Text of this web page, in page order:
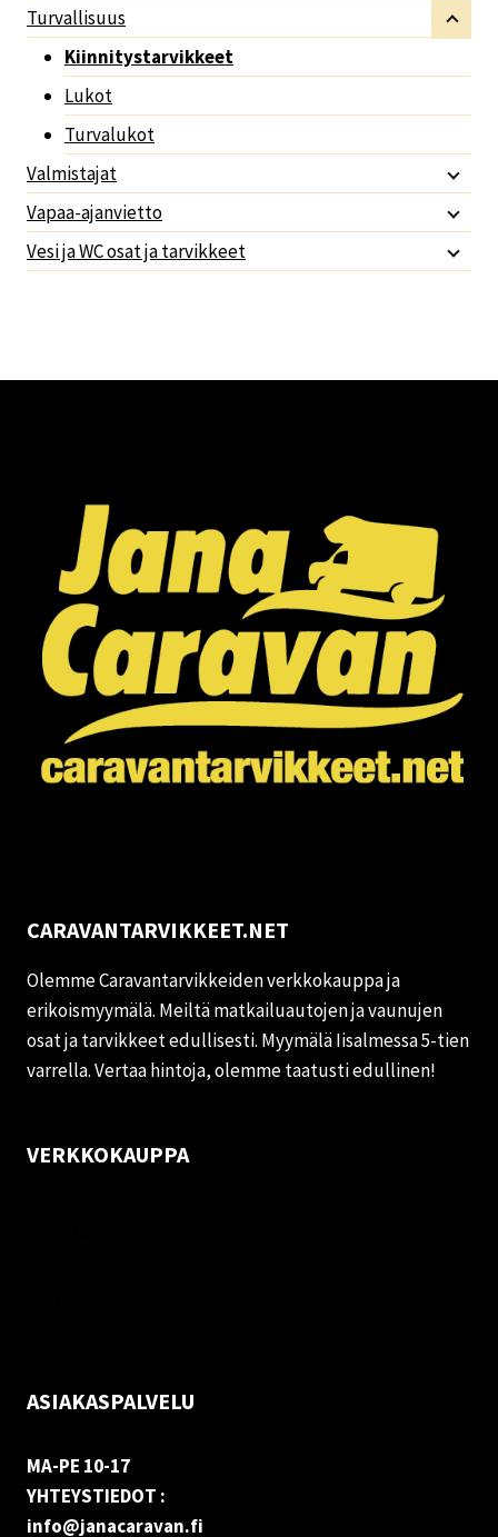
Turvallisuus
Kiinnitystarvikkeet
Lukot
Turvalukot
Valmistajat
Vapaa-ajanvietto
Vesi ja WC osat ja tarvikkeet
CARAVANTARVIKKEET.NET
Olemme Caravantarvikkeiden verkkokauppa ja
erikoismyymälä. Meiltä matkailuautojen ja vaunujen
osat ja tarvikkeet edullisesti. Myymälä Iisalmessa 5-tien
varrella. Vertaa hintoja, olemme taatusti edullinen!
VERKKOKAUPPA
ASIAKASPALVELU
MA-PE 10-17
YHTEYSTIEDOT :
info@janacaravan.fi